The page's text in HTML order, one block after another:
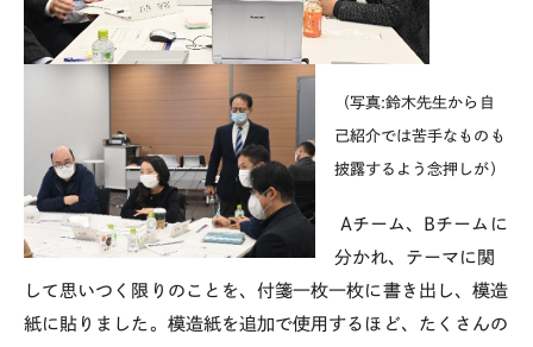
（写真:鈴木先生から自
己紹介では苦手なものも
披露するよう念押しが）
Aチーム、 Bチームに
分かれ、テーマに関
して思いつく限りのことを、付箋一枚一枚に書き出し、模造
紙に貼りました。模造紙を追加で使用するほど、たくさんの